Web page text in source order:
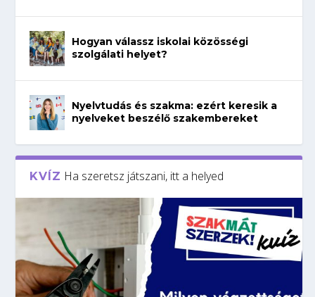
Hogyan válassz iskolai közösségi
szolgálati helyet?
Nyelvtudás és szakma: ezért keresik a
nyelveket beszélő szakembereket
KVÍZ Ha szeretsz játszani, itt a helyed